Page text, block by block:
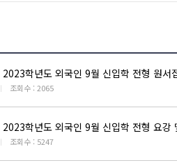
2023학년도 외국인 9월 신입학 전형 원서
ㅣ 조회수 : 2065
2023학년도 외국인 9월 신입학 전형 요강
ㅣ 조회수 : 5247